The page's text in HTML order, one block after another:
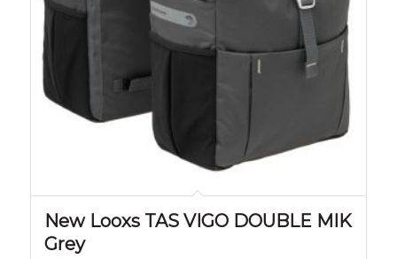
New Looxs TAS VIGO DOUBLE MIK
Grey